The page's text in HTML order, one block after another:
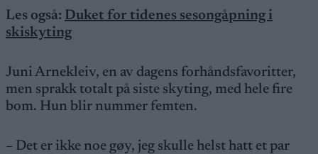
Les også: Duket for tidenes sesongåpning i
skiskyting
Juni Arnekleiv, en av dagens forhåndsfavoritter,
men sprakk totalt på siste skyting, med hele fire
bom. Hun blir nummer femten.
– Det er ikke noe gøy, jeg skulle helst hatt et par